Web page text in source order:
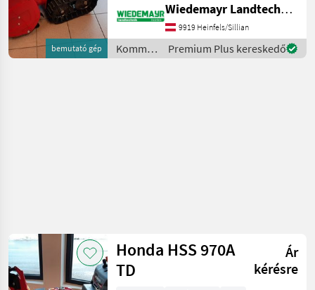
bemutató gép
Arbeitsbreite + Arbeitshöhe
55 cm + Auswurfweite: 15 m
+ Kamin vom Holm aus
elektrisch verstel
Wiedemayr Landtechnik GmbH
9919 Heinfels/Sillian
Kommunális
gépek /
Premium Plus kereskedő
Honda HSS 970A
TD
Ár
kérésre